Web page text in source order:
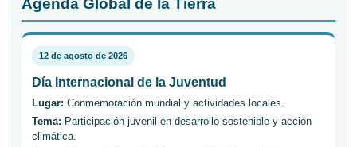
Agenda Global de la Tierra
12 de agosto de 2026
Día Internacional de la Juventud
Lugar: Conmemoración mundial y actividades locales.
Tema: Participación juvenil en desarrollo sostenible y acción
climática.